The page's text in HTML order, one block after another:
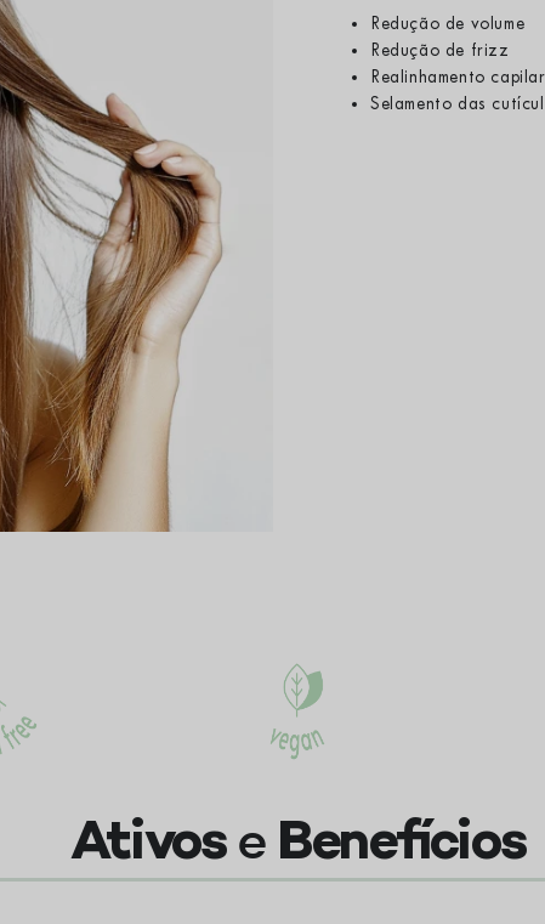
Redução de volume
Redução de frizz
Realinhamento capilar
Selamento das
Ativose Benefícios